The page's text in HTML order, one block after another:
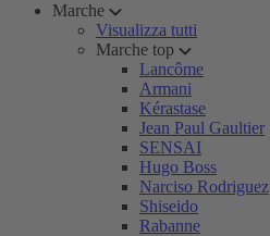
Marche
Visualizza tutti
Marche top
Lancôme
Armani
Kérastase
Jean Paul Gaultier
SENSAI
Hugo Boss
Narciso Rodriguez
Shiseido
Rabanne